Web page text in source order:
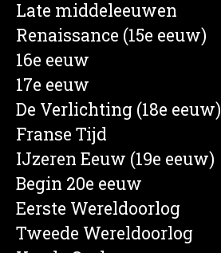
Late middeleeuwen
Renaissance (15e eeuw)
16e eeuw
17e eeuw
De Verlichting (18e eeuw)
Franse Tijd
IJzeren Eeuw (19e eeuw)
Begin 20e eeuw
Eerste Wereldoorlog
Tweede Wereldoorlog